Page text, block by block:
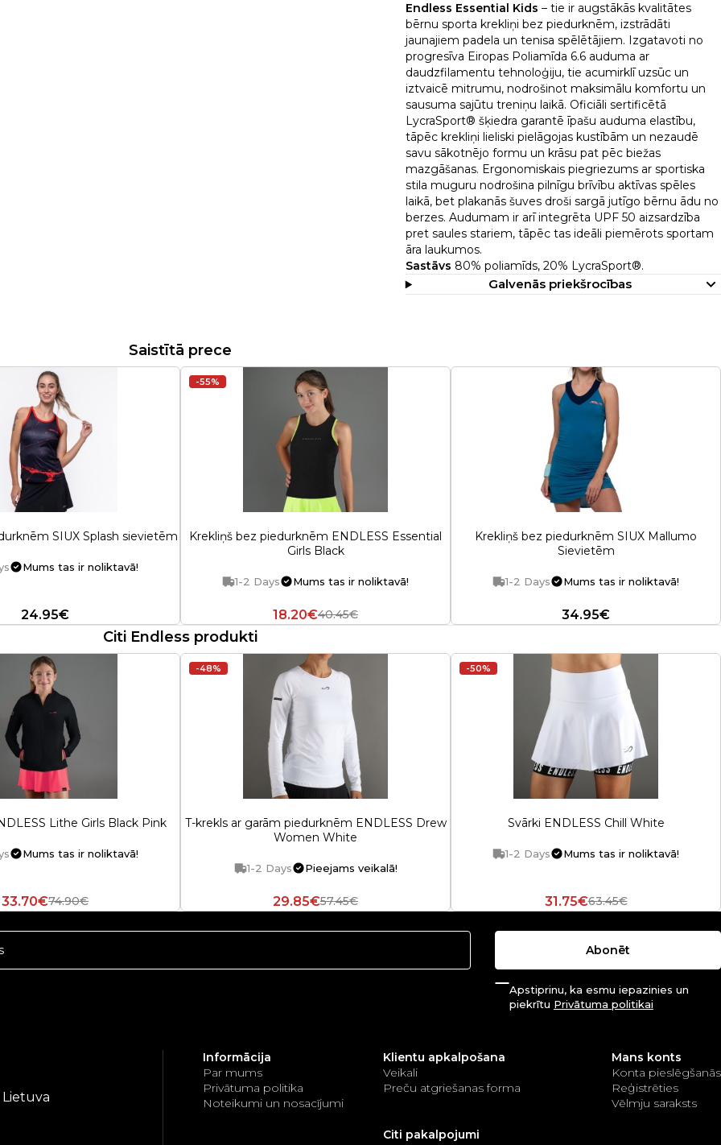
Endless Essential Kids – tie ir augstākās kvalitātes
bērnu sporta krekliņi bez piedurknēm, izstrādāti
jaunajiem padela un tenisa spēlētājiem. Izgatavoti no
progresīva Eiropas Poliamīda 6.6 auduma ar
daudzfilamentu tehnoloģiju, tie acumirklī uzsūc un
iztvaicē mitrumu, nodrošinot maksimālu komfortu un
sausuma sajūtu treniņu laikā. Oficiāli sertificētā
LycraSport® šķiedra garantē īpašu auduma elastību,
tāpēc krekliņi lieliski pielāgojas kustībām un nezaudē
savu sākotnējo formu un krāsu pat pēc biežas
mazgāšanas. Ergonomiskais piegriezums ar sportiska
stila muguru nodrošina pilnīgu brīvību aktīvas spēles
laikā, bet plakanās šuves droši sargā jutīgo bērnu ādu no
berzes. Audumam ir arī integrēta UPF 50 aizsardzība
pret saules stariem, tāpēc tas ideāli piemērots sportam
āra laukumos.
Sastāvs 80% poliamīds, 20% LycraSport®.
Galvenās priekšrocības
Saistītā prece
SIUX Splash sievietēm
Mums tas ir noliktavā!
24.95€
-55%
Krekliņš bez piedurknēm ENDLESS Essential
Girls Black
1-2 Days Mums tas ir noliktavā!
18.20€40.45€
Krekliņš bez piedurknēm SIUX Mallumo
Sievietēm
1-2 Days Mums tas ir noliktavā!
34.95€
Citi Endless produkti
Lithe Girls Black Pink
Mums tas ir noliktavā!
33.70€74.90€
-48%
T-krekls ar garām piedurknēm ENDLESS Drew
Women White
1-2 Days Pieejams veikalā!
29.85€57.45€
-50%
Svārki ENDLESS Chill White
1-2 Days Mums tas ir noliktavā!
31.75€63.45€
Apstiprinu, ka esmu iepazinies un
piekrītu Privātuma politikai
Abonēt
Lietuva
Informācija
Par mums
Privātuma politika
Noteikumi un nosacījumi
Klientu apkalpošana
Veikali
Preču atgriešanas forma
Citi pakalpojumi
Mans konts
Konta pieslēgšanās
Reģistrēties
Vēlmju saraksts